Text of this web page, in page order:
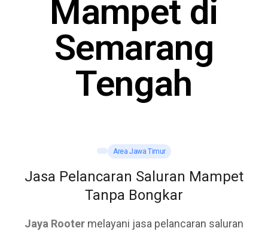
Mampet di
Semarang
Tengah
Area Jawa Timur
Jasa Pelancaran Saluran Mampet
Tanpa Bongkar
Jaya Rooter melayani jasa pelancaran saluran